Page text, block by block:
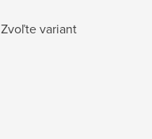
Zvoľte variant